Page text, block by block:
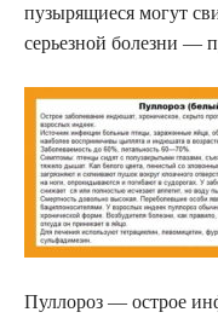
пузырящиеся могут
серьезной болезни —
Пуллороз — острое